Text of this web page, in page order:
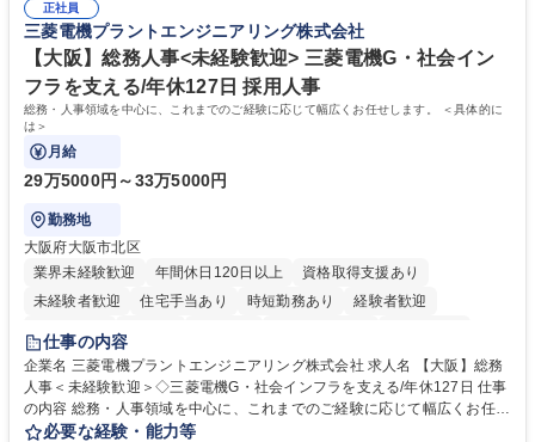
指定する業務 募集職種 横浜市【共済金支払事務】金融保険業界経験歓迎/
各種手当充実/転勤無
務へのキャリアチェンジ希望者も大歓迎です！ 学歴・資格 学歴：大学院
大学 高専 短大 専修学校 高校 語学力： 資格：
正社員
三菱電機プラントエンジニアリング株式会社
【大阪】総務人事<未経験歓迎> 三菱電機G・社会イン
フラを支える/年休127日 採用人事
総務・人事領域を中心に、これまでのご経験に応じて幅広くお任せします。 ＜具体的に
は＞
月給
29万5000円～33万5000円
勤務地
大阪府大阪市北区
業界未経験歓迎
年間休日120日以上
資格取得支援あり
未経験者歓迎
住宅手当あり 時短勤務あり
経験者歓迎
退職金あり
駅近5分以内
土日祝休み 服装自由 寮・社宅あり 食事補助あり
仕事の内容
企業名 三菱電機プラントエンジニアリング株式会社 求人名 【大阪】総務
人事＜未経験歓迎＞◇三菱電機G・社会インフラを支える/年休127日 仕事
の内容 総務・人事領域を中心に、これまでのご経験に応じて幅広くお任せ
します。 ＜具体的には＞ ・総務/人事労務（給与・社保・勤怠管理など）
必要な経験・能力等